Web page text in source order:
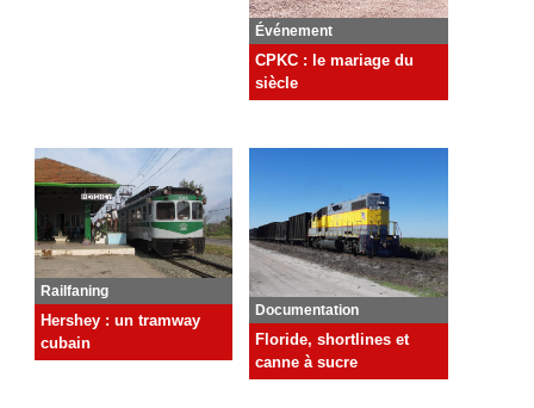
Événement
CPKC : le mariage du
siècle
Railfaning
Hershey : un tramway
cubain
Documentation
Floride, shortlines et
canne à sucre